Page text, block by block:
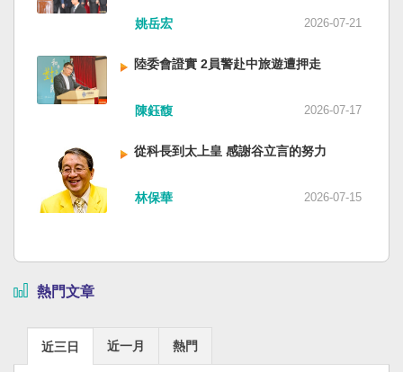
姚岳宏 2026-07-21
陸委會證實 2員警赴中旅遊遭押走
陳鈺馥 2026-07-17
從科長到太上皇 感謝谷立言的努力
林保華 2026-07-15
熱門文章
近三日 近一月 熱門